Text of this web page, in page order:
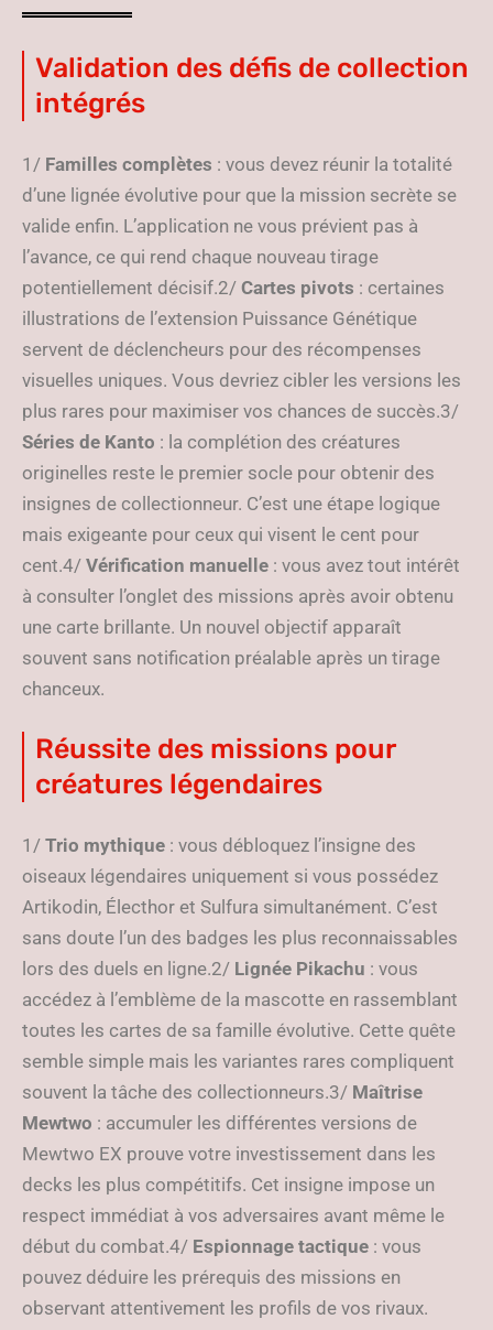
Validation des défis de collection
intégrés
1/ Familles complètes : vous devez réunir la totalité
d’une lignée évolutive pour que la mission secrète se
valide enfin. L’application ne vous prévient pas à
l’avance, ce qui rend chaque nouveau tirage
potentiellement décisif.2/ Cartes pivots : certaines
illustrations de l’extension Puissance Génétique
servent de déclencheurs pour des récompenses
visuelles uniques. Vous devriez cibler les versions les
plus rares pour maximiser vos chances de succès.3/
Séries de Kanto : la complétion des créatures
originelles reste le premier socle pour obtenir des
insignes de collectionneur. C’est une étape logique
mais exigeante pour ceux qui visent le cent pour
cent.4/ Vérification manuelle : vous avez tout intérêt
à consulter l’onglet des missions après avoir obtenu
une carte brillante. Un nouvel objectif apparaît
souvent sans notification préalable après un tirage
chanceux.
Réussite des missions pour
créatures légendaires
1/ Trio mythique : vous débloquez l’insigne des
oiseaux légendaires uniquement si vous possédez
Artikodin, Électhor et Sulfura simultanément. C’est
sans doute l’un des badges les plus reconnaissables
lors des duels en ligne.2/ Lignée Pikachu : vous
accédez à l’emblème de la mascotte en rassemblant
toutes les cartes de sa famille évolutive. Cette quête
semble simple mais les variantes rares compliquent
souvent la tâche des collectionneurs.3/ Maîtrise
Mewtwo : accumuler les différentes versions de
Mewtwo EX prouve votre investissement dans les
decks les plus compétitifs. Cet insigne impose un
respect immédiat à vos adversaires avant même le
début du combat.4/ Espionnage tactique : vous
pouvez déduire les prérequis des missions en
observant attentivement les profils de vos rivaux.